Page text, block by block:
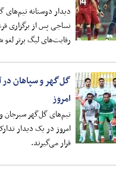
دیدار دوستانه تیم‌های
نساجی پس از برگزاری
رقابت‌های لیگ برتر
گل‌گهر و سپاهان در
امروز
تیم‌های گل‌گهر سیرجان
امروز در یک دیدار
قرار می‌گیرند.